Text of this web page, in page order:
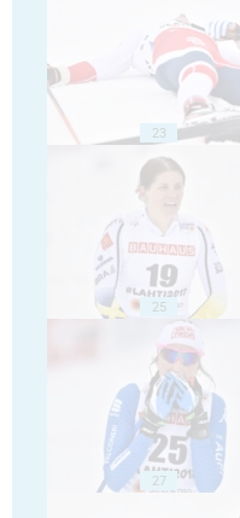
23
25
27